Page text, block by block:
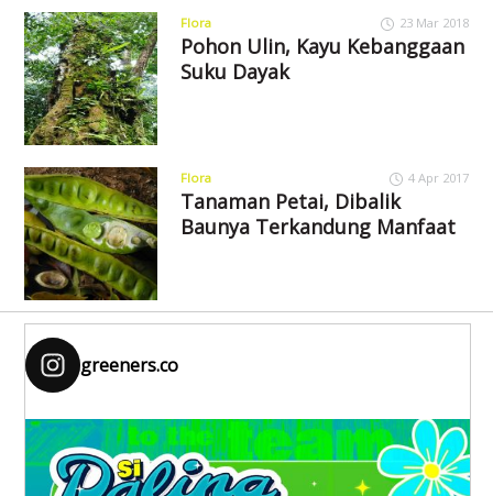
Flora 23 Mar 2018
Pohon Ulin, Kayu Kebanggaan
Suku Dayak
Flora 4 Apr 2017
Tanaman Petai, Dibalik
Baunya Terkandung Manfaat
greeners.co